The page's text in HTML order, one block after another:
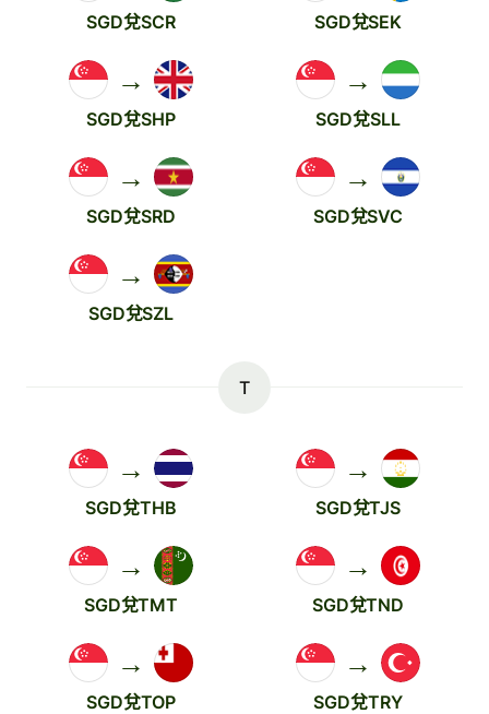
SGD兌SCR SGD兌SEK
→
SGD兌SHP
→
SGD兌SLL
→
SGD兌SRD
→
SGD兌SVC
→
SGD兌SZL
T
→
SGD兌THB
→
SGD兌TJS
→
SGD兌TMT
→
SGD兌TND
→
SGD兌TOP
→
SGD兌TRY